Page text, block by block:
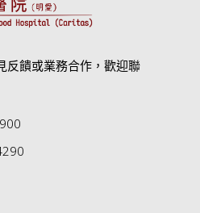
反饋或業務合作，歡迎聯